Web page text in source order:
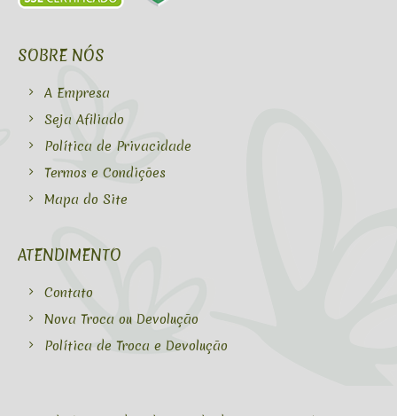
SOBRE NÓS
A Empresa
Seja Afiliado
Política de Privacidade
Termos e Condições
Mapa do Site
ATENDIMENTO
Contato
Nova Troca ou Devolução
Política de Troca e Devolução